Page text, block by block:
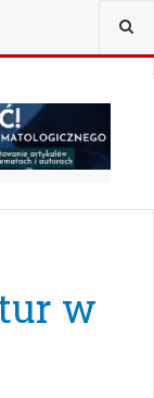
w